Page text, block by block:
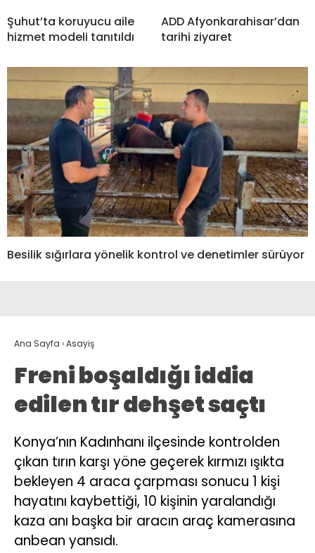
Şuhut’ta koruyucu aile
hizmet modeli tanıtıldı
ADD Afyonkarahisar’dan
tarihi ziyaret
Besilik sığırlara yönelik kontrol ve denetimler sürüyor
Ana Sayfa ›Asayiş
Freni boşaldığı iddia
edilen tır dehşet saçtı
Konya’nın Kadınhanı ilçesinde kontrolden
çıkan tırın karşı yöne geçerek kırmızı ışıkta
bekleyen 4 araca çarpması sonucu 1 kişi
hayatını kaybettiği, 10 kişinin yaralandığı
kaza anı başka bir aracın araç kamerasına
anbean yansıdı.